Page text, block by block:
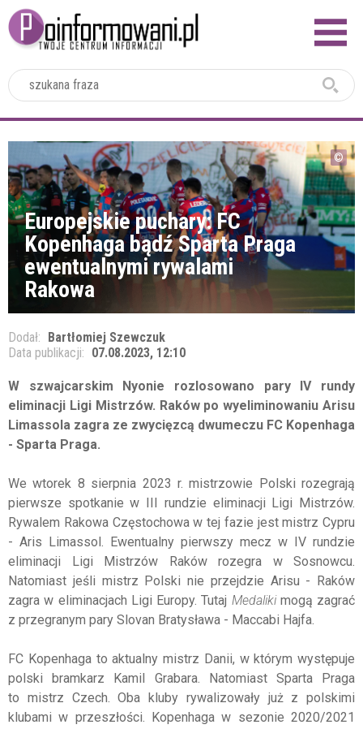
Europejskie puchary: FC
Kopenhaga bądź Sparta Praga
ewentualnymi rywalami
Rakowa
Dodał: Bartłomiej Szewczuk
Data publikacji: 07.08.2023, 12:10
W szwajcarskim Nyonie rozlosowano pary IV rundy
eliminacji Ligi Mistrzów. Raków po wyeliminowaniu Arisu
Limassola zagra ze zwycięzcą dwumeczu FC Kopenhaga
- Sparta Praga.
We wtorek 8 sierpnia 2023 r. mistrzowie Polski rozegrają
pierwsze spotkanie w III rundzie eliminacji Ligi Mistrzów.
Rywalem Rakowa Częstochowa w tej fazie jest mistrz Cypru
- Aris Limassol. Ewentualny pierwszy mecz w IV rundzie
eliminacji Ligi Mistrzów Raków rozegra w Sosnowcu.
Natomiast jeśli mistrz Polski nie przejdzie Arisu - Raków
zagra w eliminacjach Ligi Europy. Tutaj Medalikimogą zagrać
z przegranym pary Slovan Bratysława - Maccabi Hajfa.
FC Kopenhaga to aktualny mistrz Danii, w którym występuje
polski bramkarz Kamil Grabara. Natomiast Sparta Praga
to mistrz Czech. Oba kluby rywalizowały już z polskimi
klubami w przeszłości. Kopenhaga w sezonie 2020/2021